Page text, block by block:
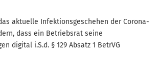
aktuelle Infektionsgeschehen der Corona-
dass ein Betriebsrat seine
digital i.S.d. § 129 Absatz 1 BetrVG